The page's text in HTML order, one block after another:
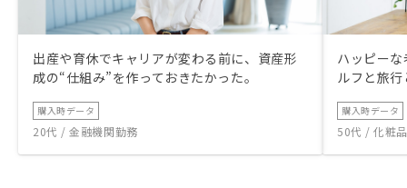
出産や育休でキャリアが変わる前に、資産形
成の“仕組み”を作っておきたかった。
購入時データ
20代 / 金融機関勤務
ハッピー
ルフと旅
購入時データ
50代 / 化粧